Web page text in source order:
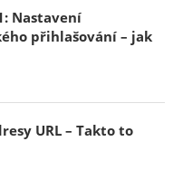
Nastavení
přihlašování – jak
URL – Takto to